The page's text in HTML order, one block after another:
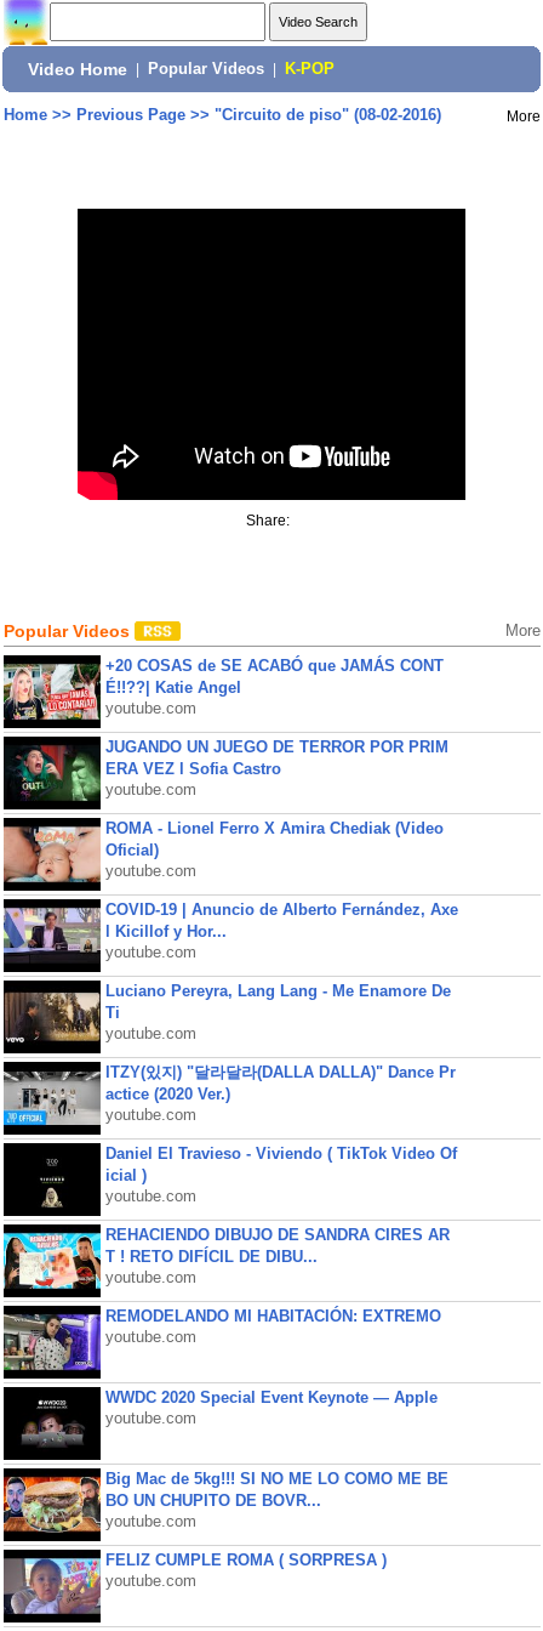
Video Home Popular Videos K-POP
Home>> Previous Page>> "Circuito de piso" (08-02-2016) More
Share:
Popular Videos More
+20 COSAS de SE ACABÓ que JAMÁS CONT
É!!??| Katie Angel
youtube.com
JUGANDO UN JUEGO DE TERROR POR PRIM
ERA VEZ l Sofia Castro
youtube.com
ROMA - Lionel Ferro X Amira Chediak (Video
Oficial)
youtube.com
COVID-19 | Anuncio de Alberto Fernández, Axe
l Kicillof y Hor...
youtube.com
Luciano Pereyra, Lang Lang - Me Enamore De
Ti
youtube.com
ITZY(있지) "달라달라(DALLA DALLA)" Dance Pr
actice (2020 Ver.)
youtube.com
Daniel El Travieso - Viviendo ( TikTok Video Of
icial )
youtube.com
REHACIENDO DIBUJO DE SANDRA CIRES AR
T ! RETO DIFÍCIL DE DIBU...
youtube.com
REMODELANDO MI HABITACIÓN: EXTREMO
youtube.com
WWDC 2020 Special Event Keynote — Apple
youtube.com
Big Mac de 5kg!!! SI NO ME LO COMO ME BE
BO UN CHUPITO DE BOVR...
youtube.com
FELIZ CUMPLE ROMA ( SORPRESA )
youtube.com